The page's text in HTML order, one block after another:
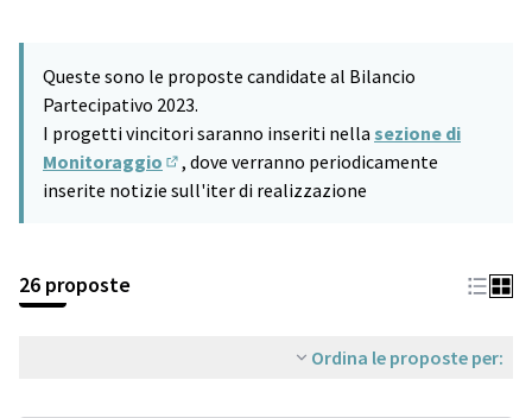
−
Queste sono le proposte candidate al Bilancio
Partecipativo 2023.
I progetti vincitori saranno inseriti nella sezione di
Monitoraggio
(Si apre in una nuova scheda)
, dove verranno periodicamente
inserite notizie sull'iter di realizzazione
26 proposte
Ordina le proposte per: